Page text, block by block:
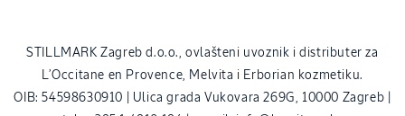
STILLMARK Zagreb d.o.o., ovlašteni uvoznik i distributer za
L’Occitane en Provence, Melvita i Erborian kozmetiku.
OIB: 54598630910 | Ulica grada Vukovara 269G, 10000 Zagreb |